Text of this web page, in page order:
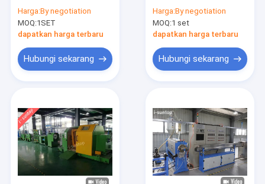
Serat Optik Udara
Terdampar
Harga:By negotiation
MOQ:1SET
dapatkan harga terbaru
Hubungi sekarang
Stranding
Harga:By negotiation
MOQ:1 set
dapatkan harga terbaru
Hubungi sekarang